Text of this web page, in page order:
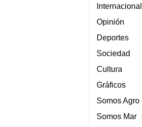
Internacional
Opinión
Deportes
Sociedad
Cultura
Gráficos
Somos Agro
Somos Mar